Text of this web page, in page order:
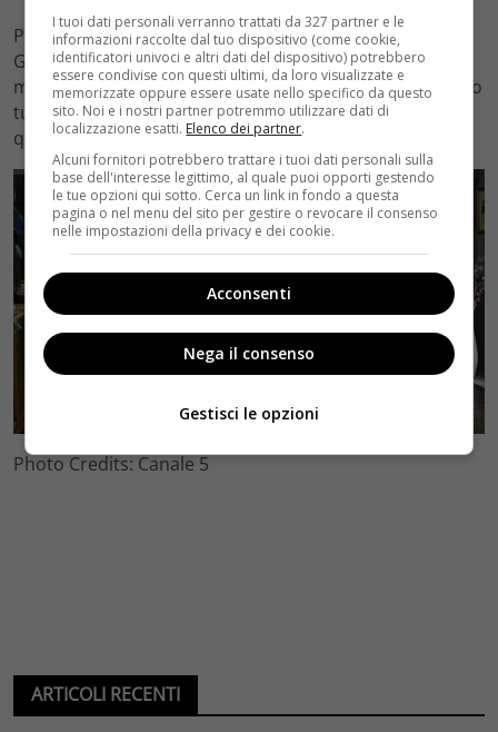
Per quanto riguarda il negozio di Marianacon sarà
Gracia a essere nominata unica titolare della boutique
ma la Mirañar scoprirà ben presto che le cose non sono
tutte positive in quanto c’è stato un furto durante il
quale sono stati rubati moltissimi vestiti…
Photo Credits: Canale 5
ARTICOLI RECENTI
I tuoi dati personali verranno trattati da 327 partner e le
informazioni raccolte dal tuo dispositivo (come cookie,
identificatori univoci e altri dati del dispositivo) potrebbero
essere condivise con questi ultimi, da loro visualizzate e
memorizzate oppure essere usate nello specifico da questo
sito. Noi e i nostri partner potremmo utilizzare dati di
localizzazione esatti. Elenco dei partner.
Alcuni fornitori potrebbero trattare i tuoi dati personali sulla
base dell'interesse legittimo, al quale puoi opporti gestendo
le tue opzioni qui sotto. Cerca un link in fondo a questa
pagina o nel menu del sito per gestire o revocare il consenso
nelle impostazioni della privacy e dei cookie.
Acconsenti
Nega il consenso
Gestisci le opzioni